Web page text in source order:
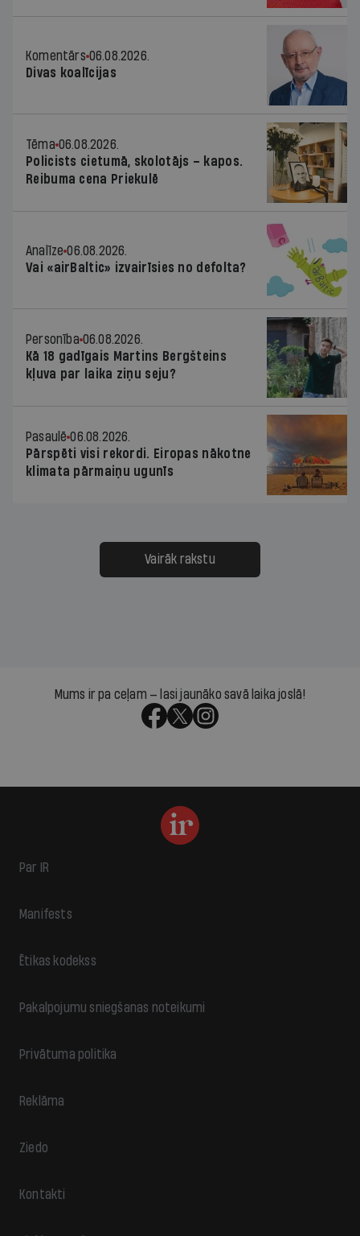
Komentārs 06.08.2026.
Divas koalīcijas
Tēma 06.08.2026.
Policists cietumā, skolotājs – kapos.
Reibuma cena Priekulē
Analīze 06.08.2026.
Vai «airBaltic» izvairīsies no defolta?
Personība 06.08.2026.
Kā 18 gadīgais Martins Bergšteins
kļuva par laika ziņu seju?
Pasaulē 06.08.2026.
Pārspēti visi rekordi. Eiropas nākotne
klimata pārmaiņu ugunīs
Vairāk rakstu
Mums ir pa ceļam — lasi jaunāko savā laika joslā!
Par IR
Manifests
Ētikas kodekss
Pakalpojumu sniegšanas noteikumi
Privātuma politika
Reklāma
Ziedo
Kontakti